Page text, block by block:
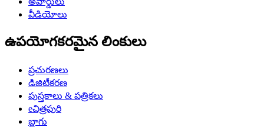
వీడియోలు
ఉపయోగకరమైన లింకులు
ప్రచురణలు
డిజిటీకరణ
పుస్తకాలు & పత్రికలు
eచిత్రపురి
బ్లాగు